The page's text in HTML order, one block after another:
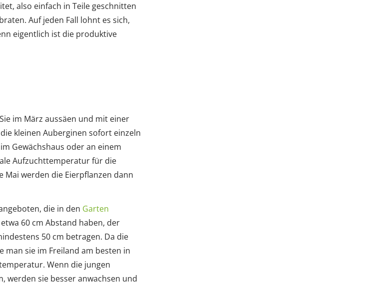
also einfach in Teile geschnitten
Auf jeden Fall lohnt es sich,
eigentlich ist die produktive
im März aussäen und mit einer
kleinen Auberginen sofort einzeln
Gewächshaus oder an einem
Aufzuchttemperatur für die
Mai werden die Eierpflanzen dann
die in den Garten
60 cm Abstand haben, der
50 cm betragen. Da die
man sie im Freiland am besten in
Wenn die jungen
werden sie besser anwachsen und